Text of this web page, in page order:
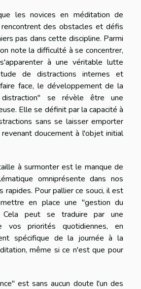
les novices en méditation de
rencontrent des obstacles et défis
pas dans cette discipline. Parmi
note la difficulté à se concentrer,
à une véritable lutte
de distractions internes et
face, le développement de la
se révèle être une
Elle se définit par la capacité à
sans se laisser emporter
doucement à l'objet initial
à surmonter est le manque de
omniprésente dans nos
rapides. Pour pallier ce souci, il est
en place une "gestion du
Cela peut se traduire par une
vos priorités quotidiennes, en
spécifique de la journée à la
même si ce n'est que pour
est sans aucun doute l'un des